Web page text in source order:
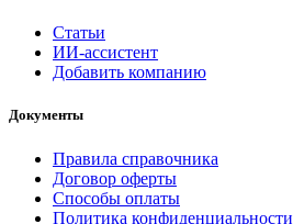
Статьи
ИИ-ассистент
Добавить компанию
Документы
Правила справочника
Договор оферты
Способы оплаты
Политика конфиденциальности